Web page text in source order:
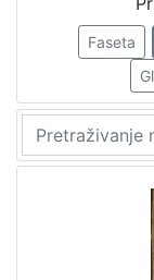
Nakladnička
cjelina
Družba "Braća
Obitelji Šubić,
Braća
Faseta